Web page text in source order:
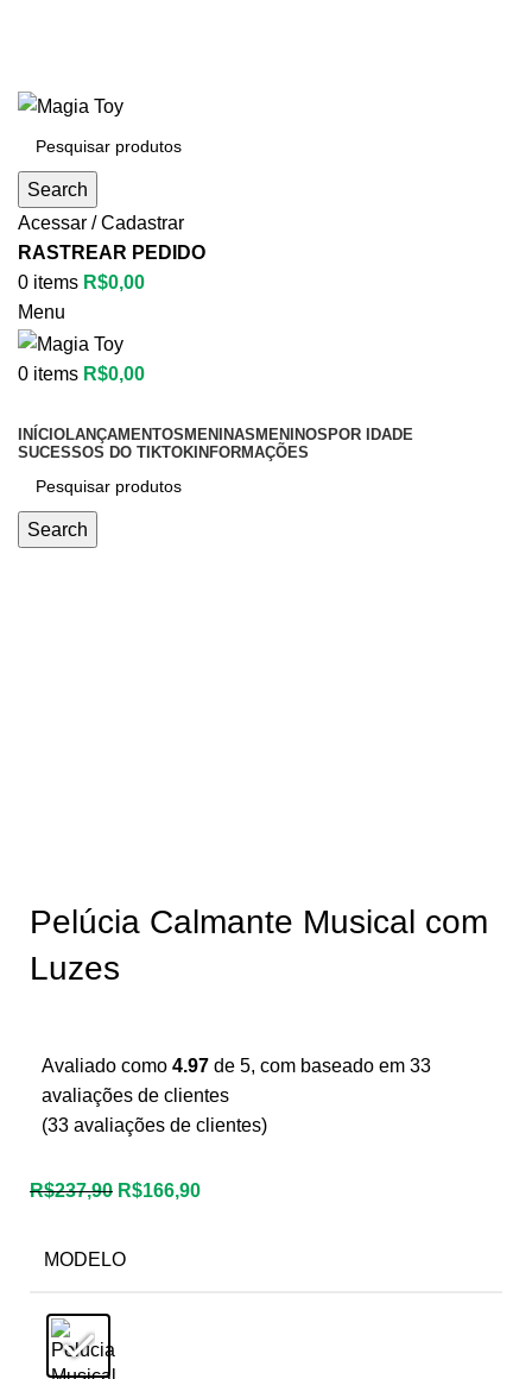
Search
Acessar / Cadastrar
RASTREAR PEDIDO
0 items R$0,00
Menu
0 items R$0,00
INÍCIOLANÇAMENTOSMENINASMENINOSPOR IDADE
SUCESSOS DO TIKTOKINFORMAÇÕES
Search
Pelúcia Calmante Musical com
Luzes
Avaliado como 4.97 de 5, com baseado em 33
avaliações de clientes
(33 avaliações de clientes)
R$237,90 R$166,90
MODELO